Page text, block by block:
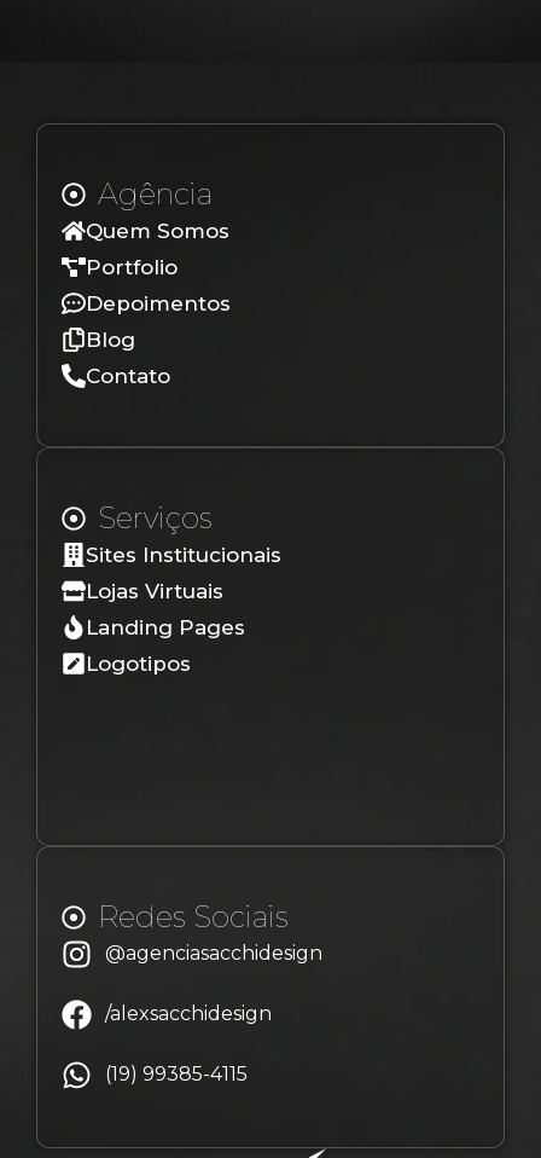
Agência
Quem Somos
Portfolio
Depoimentos
Blog
Contato
Serviços
Sites Institucionais
Lojas Virtuais
Landing Pages
Logotipos
Redes Sociais
@agenciasacchidesign
/alexsacchidesign
(19) 99385-4115